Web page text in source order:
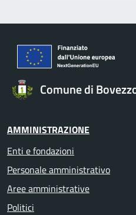
Comune di
AMMINISTRAZIONE
Enti e fondazioni
Personale amministrativo
Aree amministrative
Politici